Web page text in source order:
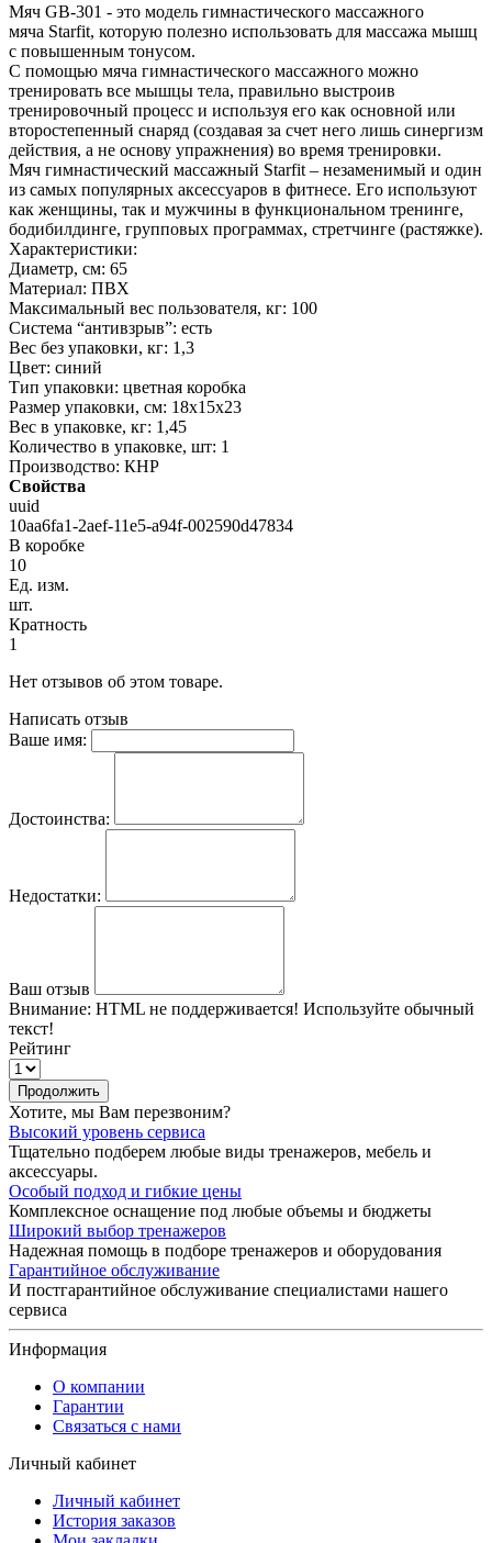
Мяч GB-301 - это модель гимнастического массажного
мяча Starfit, которую полезно использовать для массажа мышц
с повышенным тонусом.
С помощью мяча гимнастического массажного можно
тренировать все мышцы тела, правильно выстроив
тренировочный процесс и используя его как основной или
второстепенный снаряд (создавая за счет него лишь синергизм
действия, а не основу упражнения) во время тренировки.
Мяч гимнастический массажный Starfit – незаменимый и один
из самых популярных аксессуаров в фитнесе. Его используют
как женщины, так и мужчины в функциональном тренинге,
бодибилдинге, групповых программах, стретчинге (растяжке).
Характеристики:
Диаметр, см: 65
Материал: ПВХ
Максимальный вес пользователя, кг: 100
Система “антивзрыв”: есть
Вес без упаковки, кг: 1,3
Цвет: синий
Тип упаковки: цветная коробка
Размер упаковки, см: 18х15х23
Вес в упаковке, кг: 1,45
Количество в упаковке, шт: 1
Производство: КНР
Свойства
uuid
10aa6fa1-2aef-11e5-a94f-002590d47834
В коробке
10
Ед. изм.
шт.
Кратность
1
Нет отзывов об этом товаре.
Написать отзыв
Ваше имя:
Достоинства:
Недостатки:
Ваш отзыв
Внимание: HTML не поддерживается! Используйте обычный
текст!
Рейтинг
Продолжить
Хотите, мы Вам перезвоним?
Высокий уровень сервиса
Тщательно подберем любые виды тренажеров, мебель и
аксессуары.
Особый подход и гибкие цены
Комплексное оснащение под любые объемы и бюджеты
Широкий выбор тренажеров
Надежная помощь в подборе тренажеров и оборудования
Гарантийное обслуживание
И постгарантийное обслуживание специалистами нашего
сервиса
Информация
О компании
Гарантии
Связаться с нами
Личный кабинет
Личный кабинет
История заказов